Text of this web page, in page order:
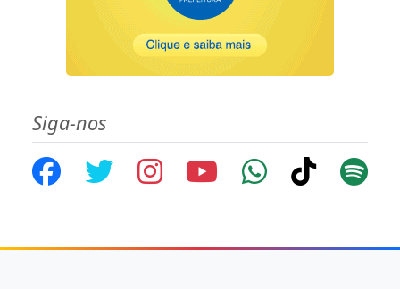
Siga-nos